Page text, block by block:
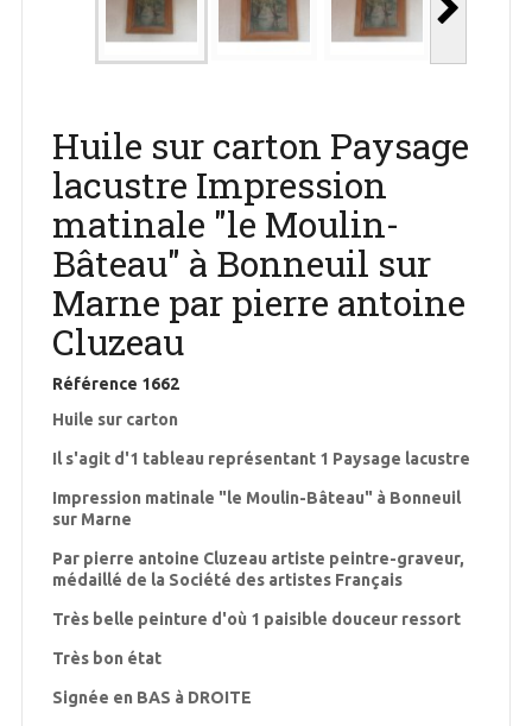
Huile sur carton Paysage
lacustre Impression
matinale "le Moulin-
Bâteau" à Bonneuil sur
Marne par pierre antoine
Cluzeau
Référence 1662
Huile sur carton
Il s'agit d'1 tableau représentant 1 Paysage lacustre
Impression matinale "le Moulin-Bâteau" à Bonneuil
sur Marne
Par pierre antoine Cluzeau artiste peintre-graveur,
médaillé de la Société des artistes Français
Très belle peinture d'où 1 paisible douceur ressort
Très bon état
Signée en BAS à DROITE